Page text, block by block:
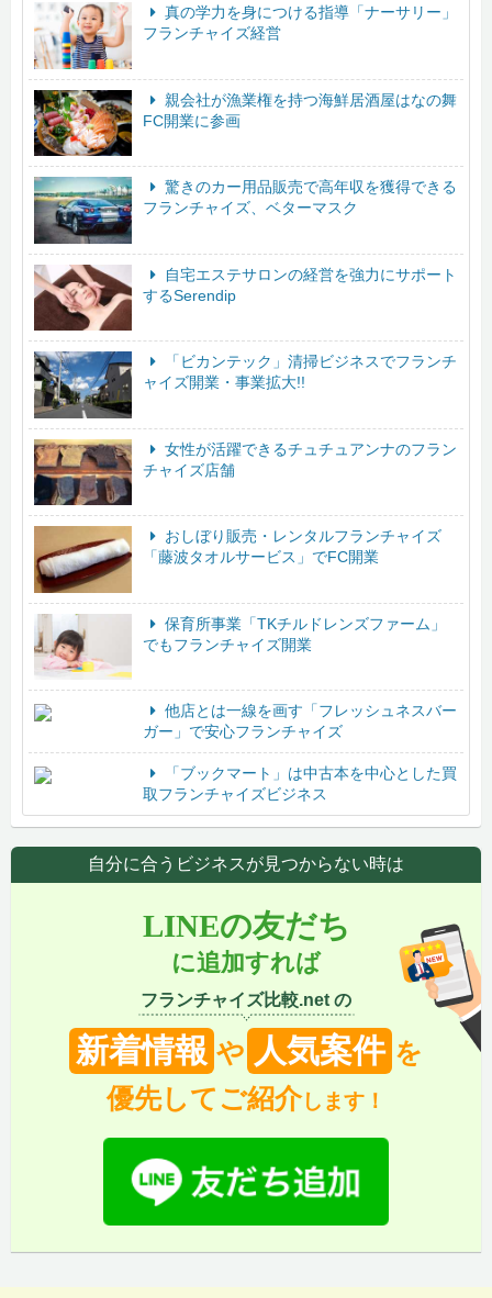
真の学力を身につける指導「ナーサリー」
フランチャイズ経営
親会社が漁業権を持つ海鮮居酒屋はなの舞
FC開業に参画
驚きのカー用品販売で高年収を獲得できる
フランチャイズ、ベターマスク
自宅エステサロンの経営を強力にサポート
するSerendip
「ビカンテック」清掃ビジネスでフランチ
ャイズ開業・事業拡大!!
女性が活躍できるチュチュアンナのフラン
チャイズ店舗
おしぼり販売・レンタルフランチャイズ
「藤波タオルサービス」でFC開業
保育所事業「TKチルドレンズファーム」
でもフランチャイズ開業
他店とは一線を画す「フレッシュネスバー
ガー」で安心フランチャイズ
「ブックマート」は中古本を中心とした買
取フランチャイズビジネス
自分に合うビジネスが見つからない時は
LINEの友だち
に追加すれば
フランチャイズ比較.net の
新着情報 や 人気案件 を
優先してご紹介します！